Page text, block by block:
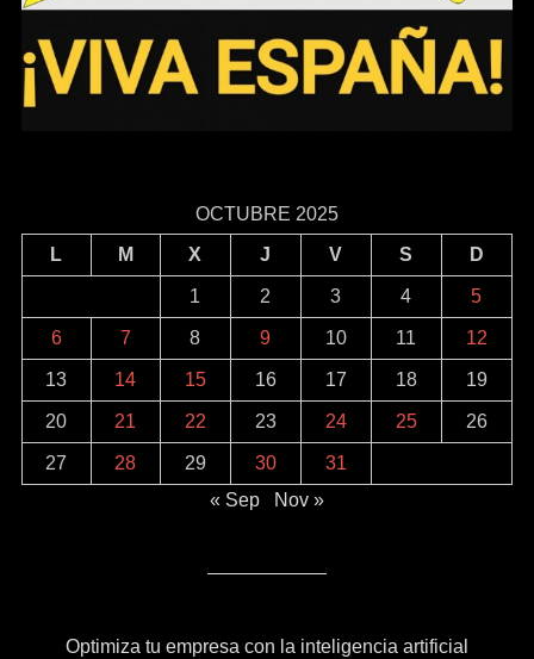
OCTUBRE 2025
L
M X J V S D
1 2 3 4 5
6 7 8 9 10 11 12
13 14 15 16 17 18 19
20 21 22 23 24 25 26
27 28 29 30
31
« Sep
Nov »
Optimiza tu empresa con la inteligencia artificial